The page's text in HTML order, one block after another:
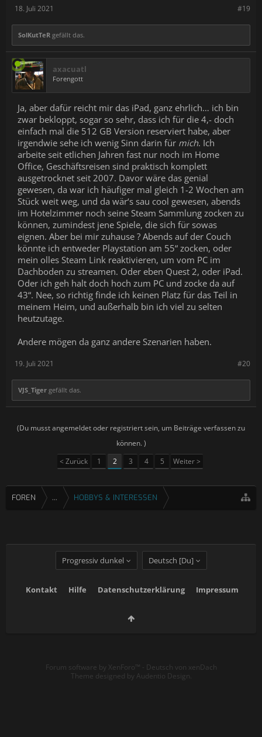
#19
18. Juli 2021
SolKutTeR gefällt das.
axacuatl
Forengott
Ja, aber dafür reicht mir das iPad, ganz ehrlich… ich bin
zwar bekloppt, sogar so sehr, dass ich für die 4,- doch
einfach mal die 512 GB Version reserviert habe, aber
irgendwie sehe ich wenig Sinn darin für mich. Ich
arbeite seit etlichen Jahren fast nur noch im Home
Office, Geschäftsreisen sind praktisch komplett
ausgetrocknet seit 2007. Davor wäre das genial
gewesen, da war ich häufiger mal gleich 1-2 Wochen am
Stück weit weg, und da wär‘s sau cool gewesen, abends
im Hotelzimmer noch seine Steam Sammlung zocken zu
können, zumindest jene Spiele, die sich für sowas
eignen. Aber bei mir zuhause ? Abends auf der Couch
könnte ich entweder Playstation am 55“ zocken, oder
mein olles Steam Link reaktivieren, um vom PC im
Dachboden zu streamen. Oder eben Quest 2, oder iPad.
Oder ich geh halt doch hoch zum PC und zocke da auf
43“. Nee, so richtig finde ich keinen Platz für das Teil in
meinem Heim, und außerhalb bin ich viel zu selten
heutzutage.
Andere mögen da ganz andere Szenarien haben.
#20
19. Juli 2021
VJS_Tiger gefällt das.
(Du musst angemeldet oder registriert sein, um Beiträge verfassen zu
können. )
< Zurück
1 2 3 4 5 Weiter >
FOREN ... HOBBYS & INTERESSEN
Progressiv dunkel Deutsch [Du]
Kontakt Hilfe Datenschutzerklärung Impressum
Forum software by XenForo™ - Deutsch von xenDach
Theme designed by Audentio Design.